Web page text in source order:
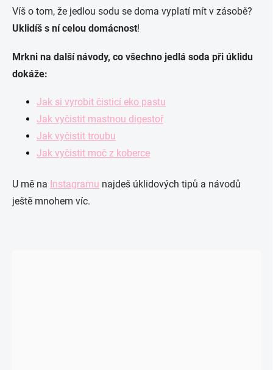
Víš o tom, že jedlou sodu se doma vyplatí mít v zásobě?
Uklidíš s ní celou domácnost!
Mrkni na další návody, co všechno jedlá soda při úklidu
dokáže:
Jak si vyrobit čisticí eko pastu
Jak vyčistit mastnou digestoř
Jak vyčistit troubu
Jak vyčistit moč z koberce
U mě na Instagramu najdeš úklidových tipů a návodů
ještě mnohem víc.